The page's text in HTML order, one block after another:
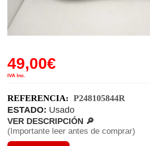
49,00€
IVA Inc.
REFERENCIA: P248105844R
ESTADO: Usado
VER DESCRIPCIÓN 🔎
(Importante leer antes de comprar)